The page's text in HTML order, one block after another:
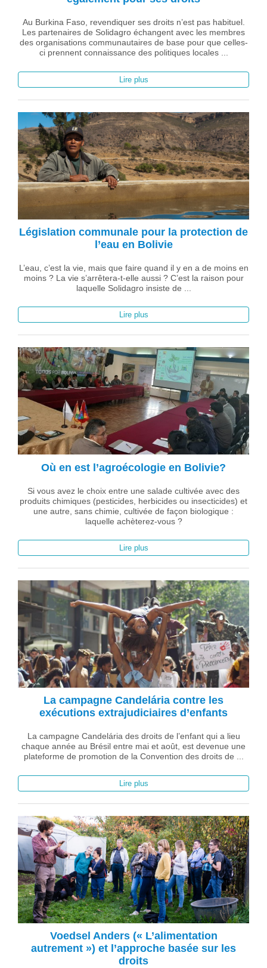
Au Burkina Faso, revendiquer ses droits n’est pas habituel.
Les partenaires de Solidagro échangent avec les membres
des organisations communautaires de base pour que celles-
ci prennent connaissance des politiques locales ...
Lire plus
Législation communale pour la protection de
l’eau en Bolivie
L’eau, c’est la vie, mais que faire quand il y en a de moins en
moins ? La vie s’arrêtera-t-elle aussi ? C’est la raison pour
laquelle Solidagro insiste de ...
Lire plus
Où en est l’agroécologie en Bolivie?
Si vous avez le choix entre une salade cultivée avec des
produits chimiques (pesticides, herbicides ou insecticides) et
une autre, sans chimie, cultivée de façon biologique :
laquelle achèterez-vous ?
Lire plus
La campagne Candelária contre les
exécutions extrajudiciaires d’enfants
La campagne Candelária des droits de l’enfant qui a lieu
chaque année au Brésil entre mai et août, est devenue une
plateforme de promotion de la Convention des droits de ...
Lire plus
Voedsel Anders (« L’alimentation
autrement ») et l’approche basée sur les
droits